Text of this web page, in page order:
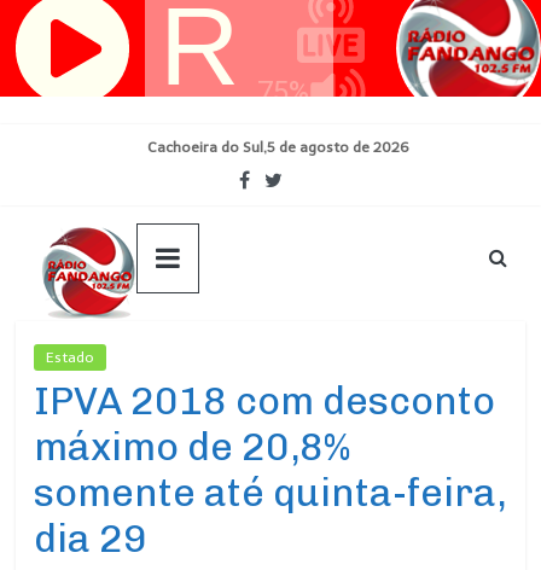
Pular
para
Cachoeira do Sul,5 de agosto de 2026
Estado
IPVA 2018 com desconto
máximo de 20,8%
somente até quinta-feira,
dia 29